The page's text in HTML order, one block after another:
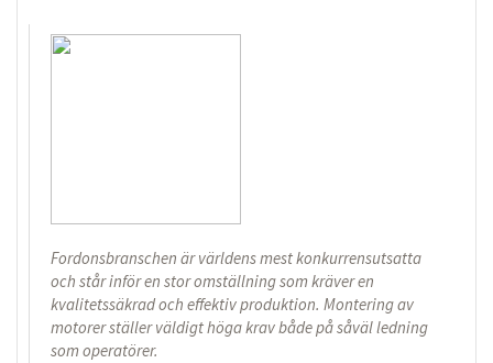
Fordonsbranschen är världens mest konkurrensutsatta
och står inför en stor omställning som kräver en
kvalitetssäkrad och effektiv produktion. Montering av
motorer ställer väldigt höga krav både på såväl ledning
som operatörer.